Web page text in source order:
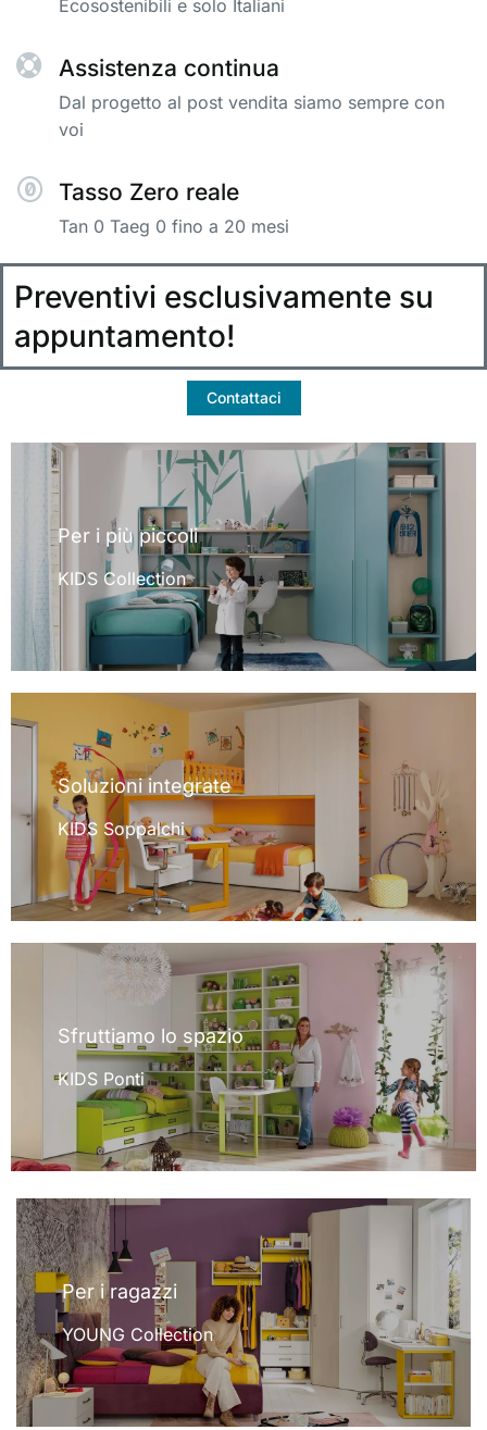
Ecosostenibili e solo Italiani
Assistenza continua
Dal progetto al post vendita siamo sempre con
voi
Tasso Zero reale
Tan 0 Taeg 0 fino a 20 mesi
Preventivi esclusivamente su
appuntamento!
Contattaci
Per i più piccoli
KIDS Collection
Soluzioni integrate
KIDS Soppalchi
Sfruttiamo lo spazio
KIDS Ponti
Per i ragazzi
YOUNG Collection